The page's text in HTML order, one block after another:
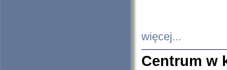
więcej...
Centrum w